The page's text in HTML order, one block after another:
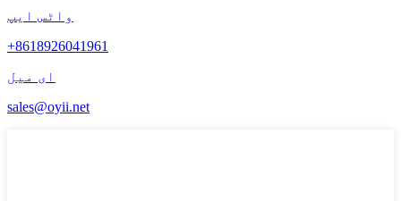
واٹس ایپ
+8618926041961
ای میل
sales@oyii.net